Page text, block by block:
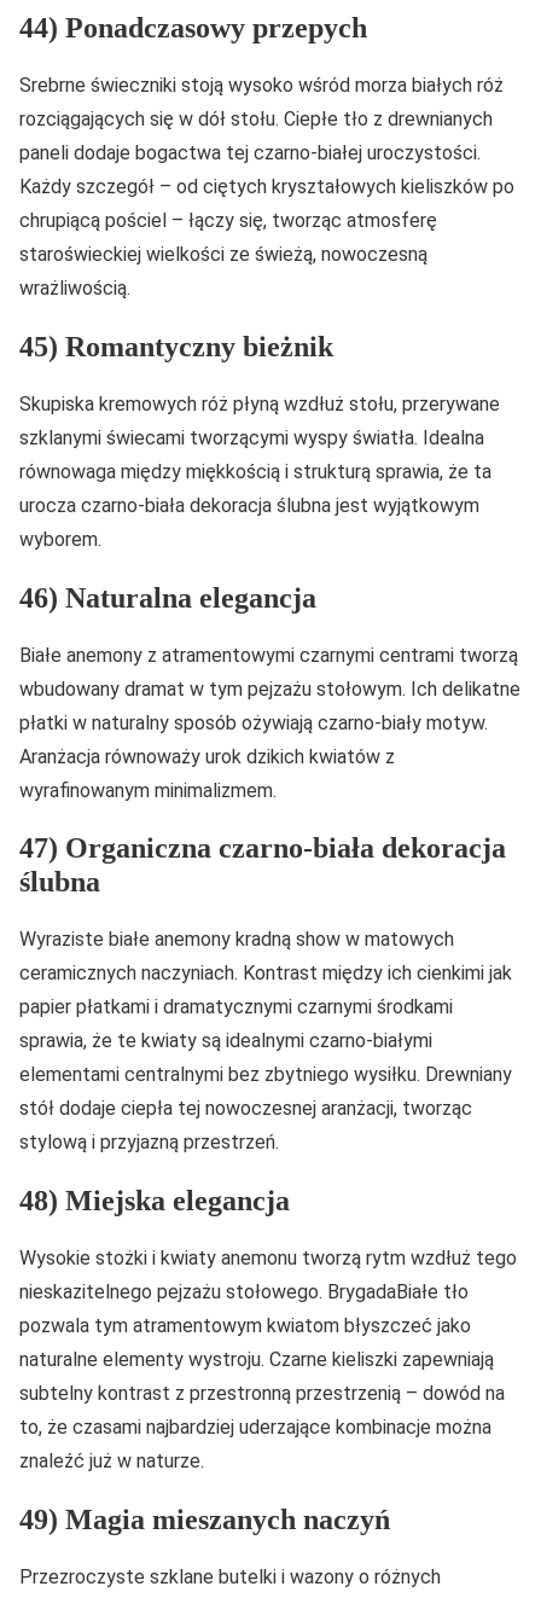
44) Ponadczasowy przepych
Srebrne świeczniki stoją wysoko wśród morza białych róż
rozciągających się w dół stołu. Ciepłe tło z drewnianych
paneli dodaje bogactwa tej czarno-białej uroczystości.
Każdy szczegół – od ciętych kryształowych kieliszków po
chrupiącą pościel – łączy się, tworząc atmosferę
staroświeckiej wielkości ze świeżą, nowoczesną
wrażliwością.
45) Romantyczny bieżnik
Skupiska kremowych róż płyną wzdłuż stołu, przerywane
szklanymi świecami tworzącymi wyspy światła. Idealna
równowaga między miękkością i strukturą sprawia, że ta
urocza czarno-biała dekoracja ślubna jest wyjątkowym
wyborem.
46) Naturalna elegancja
Białe anemony z atramentowymi czarnymi centrami tworzą
wbudowany dramat w tym pejzażu stołowym. Ich delikatne
płatki w naturalny sposób ożywiają czarno-biały motyw.
Aranżacja równoważy urok dzikich kwiatów z
wyrafinowanym minimalizmem.
47) Organiczna czarno-biała dekoracja
ślubna
Wyraziste białe anemony kradną show w matowych
ceramicznych naczyniach. Kontrast między ich cienkimi jak
papier płatkami i dramatycznymi czarnymi środkami
sprawia, że te kwiaty są idealnymi czarno-białymi
elementami centralnymi bez zbytniego wysiłku. Drewniany
stół dodaje ciepła tej nowoczesnej aranżacji, tworząc
stylową i przyjazną przestrzeń.
48) Miejska elegancja
Wysokie stożki i kwiaty anemonu tworzą rytm wzdłuż tego
nieskazitelnego pejzażu stołowego. BrygadaBiałe tło
pozwala tym atramentowym kwiatom błyszczeć jako
naturalne elementy wystroju. Czarne kieliszki zapewniają
subtelny kontrast z przestronną przestrzenią – dowód na
to, że czasami najbardziej uderzające kombinacje można
znaleźć już w naturze.
49) Magia mieszanych naczyń
Przezroczyste szklane butelki i wazony o różnych